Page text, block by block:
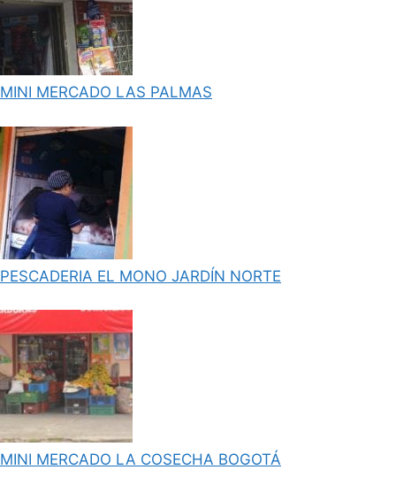
MINI MERCADO LAS PALMAS
PESCADERIA EL MONO JARDÍN NORTE
MINI MERCADO LA COSECHA BOGOTÁ